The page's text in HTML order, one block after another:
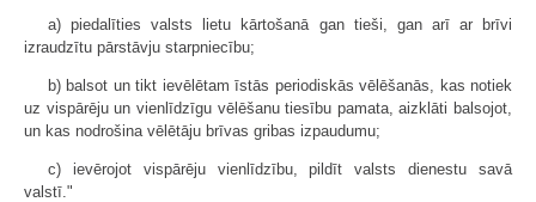
a) piedalīties valsts lietu kārtošanā gan tieši, gan arī ar brīvi
izraudzītu pārstāvju starpniecību;
b) balsot un tikt ievēlētam īstās periodiskās vēlēšanās, kas notiek
uz vispārēju un vienlīdzīgu vēlēšanu tiesību pamata, aizklāti balsojot,
un kas nodrošina vēlētāju brīvas gribas izpaudumu;
c) ievērojot vispārēju vienlīdzību, pildīt valsts dienestu savā
valstī."